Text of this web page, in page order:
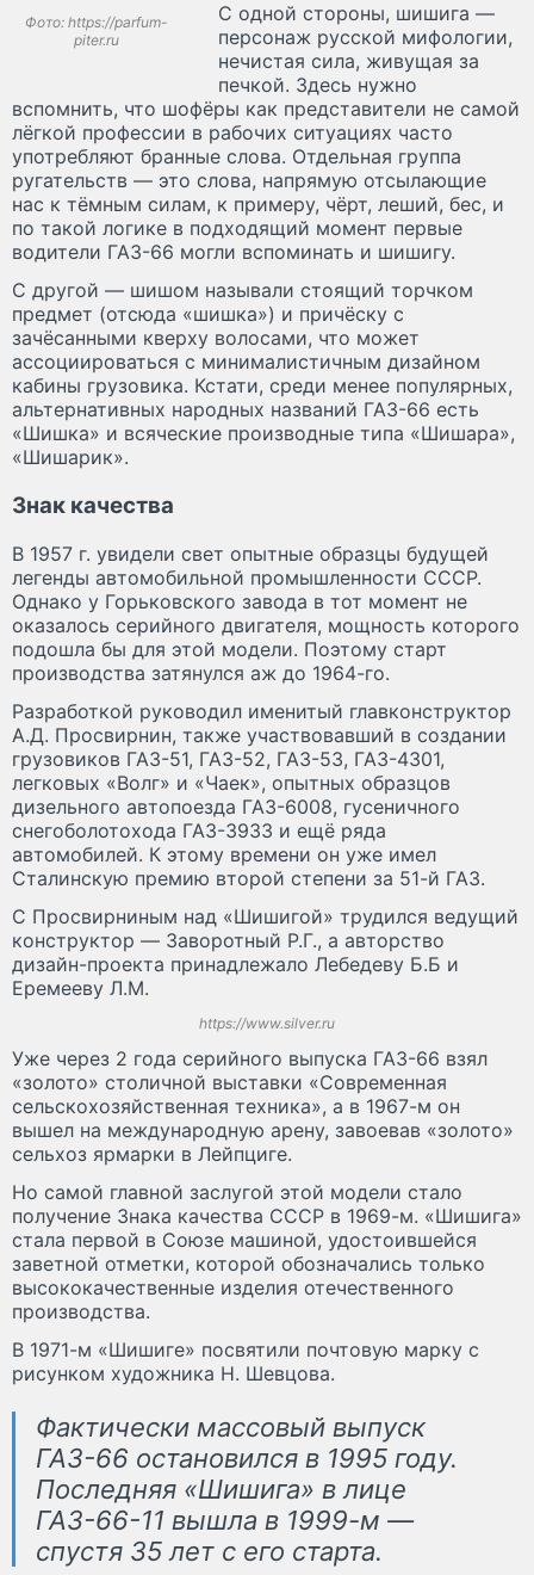
Фото: https://parfum-
piter.ru
С одной стороны, шишига —
персонаж русской мифологии,
нечистая сила, живущая за
печкой. Здесь нужно
вспомнить, что шофёры как представители не самой
лёгкой профессии в рабочих ситуациях часто
употребляют бранные слова. Отдельная группа
ругательств — это слова, напрямую отсылающие
нас к тёмным силам, к примеру, чёрт, леший, бес, и
по такой логике в подходящий момент первые
водители ГАЗ-66 могли вспоминать и шишигу.
С другой — шишом называли стоящий торчком
предмет (отсюда «шишка») и причёску с
зачёсанными кверху волосами, что может
ассоциироваться с минималистичным дизайном
кабины грузовика. Кстати, среди менее популярных,
альтернативных народных названий ГАЗ-66 есть
«Шишка» и всяческие производные типа «Шишара»,
«Шишарик».
Знак качества
В 1957 г. увидели свет опытные образцы будущей
легенды автомобильной промышленности СССР.
Однако у Горьковского завода в тот момент не
оказалось серийного двигателя, мощность которого
подошла бы для этой модели. Поэтому старт
производства затянулся аж до 1964-го.
Разработкой руководил именитый главконструктор
А.Д. Просвирнин, также участвовавший в создании
грузовиков ГАЗ-51, ГАЗ-52, ГАЗ-53, ГАЗ-4301,
легковых «Волг» и «Чаек», опытных образцов
дизельного автопоезда ГАЗ-6008, гусеничного
снегоболотохода ГАЗ-3933 и ещё ряда
автомобилей. К этому времени он уже имел
Сталинскую премию второй степени за 51-й ГАЗ.
С Просвирниным над «Шишигой» трудился ведущий
конструктор — Заворотный Р.Г., а авторство
дизайн-проекта принадлежало Лебедеву Б.Б и
Еремееву Л.М.
https://www.silver.ru
Уже через 2 года серийного выпуска ГАЗ-66 взял
«золото» столичной выставки «Современная
сельскохозяйственная техника», а в 1967-м он
вышел на международную арену, завоевав «золото»
сельхоз ярмарки в Лейпциге.
Но самой главной заслугой этой модели стало
получение Знака качества СССР в 1969-м. «Шишига»
стала первой в Союзе машиной, удостоившейся
заветной отметки, которой обозначались только
высококачественные изделия отечественного
производства.
В 1971-м «Шишиге» посвятили почтовую марку с
рисунком художника Н. Шевцова.
Фактически массовый выпуск
ГАЗ-66 остановился в 1995 году.
Последняя «Шишига» в лице
ГАЗ-66-11 вышла в 1999-м —
спустя 35 лет с его старта.